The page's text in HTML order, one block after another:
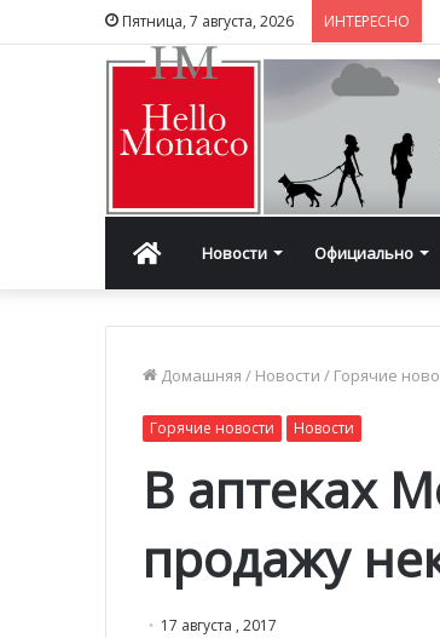
Пятница, 7 августа, 2026 ИНТЕРЕСНО
ГлавнаяНовости Официально
Домашняя / Новости / Горячие
Горячие новости Новости
В аптеках
продажу
17 августа , 2017